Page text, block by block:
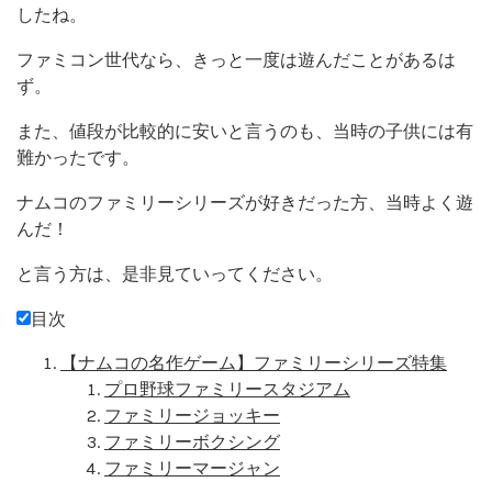
したね。
ファミコン世代なら、きっと一度は遊んだことがあるは
ず。
また、値段が比較的に安いと言うのも、当時の子供には有
難かったです。
ナムコのファミリーシリーズが好きだった方、当時よく遊
んだ！
と言う方は、是非見ていってください。
目次
【ナムコの名作ゲーム】ファミリーシリーズ特集
プロ野球ファミリースタジアム
ファミリージョッキー
ファミリーボクシング
ファミリーマージャン